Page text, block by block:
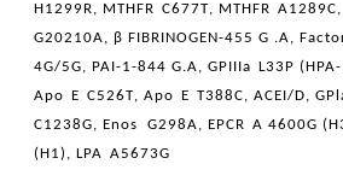
H1299R, MTHFR C677T, MTHFR A1289C,
G20210A, β FIBRINOGEN-455 G .A,
4G/5G, PAI-1-844 G.A, GPIIIa L33 P (HPA
Apo
E C526T, Apo E T388C, ACEI/D,
C1238G, Enos G298A, EPCR A 4600G (H
(H1), LPA A5673G